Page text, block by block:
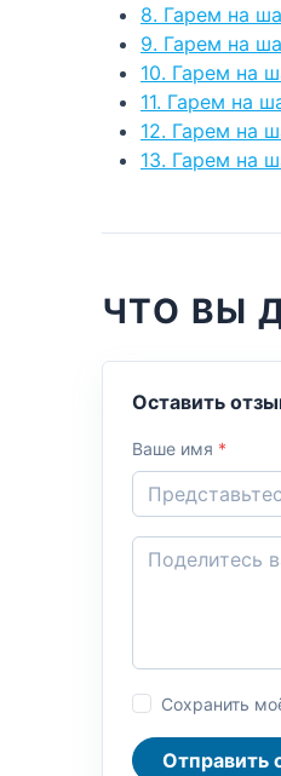
8. Гарем на
9. Гарем на
10. Гарем на
11. Гарем на
12. Гарем на
13. Гарем на
ЧТО ВЫ
Оставить
Ваше имя *
Сохранить